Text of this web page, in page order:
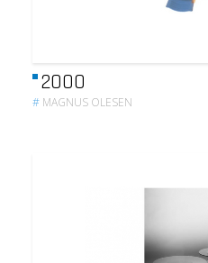
2000
# MAGNUS OLESEN